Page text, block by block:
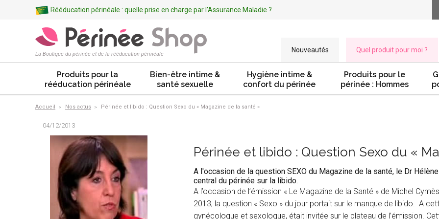
Rééducation périnéale : quelle prise en charge par l'Assurance Maladie ?
La Boutique du périnée et de la rééducation périnéale
Nouveautés Quel produit pour moi ?
Produits pour la
rééducation périnéale
Bien-être intime &
santé sexuelle
Hygiène intime &
confort du périnée
Produits pour le
périnée : Hommes
Accueil Nos actus Périnée et libido : Question Sexo du « Magazine de la santé »
04/12/2013
Périnée et libido : Question Sexo du «
A l'occasion de la question SEXO du Magazine de la santé, le Dr
central du périnée sur la libido.
A l’occasion de l’émission « Le Magazine de la Santé » de Michel
2013, la question « Sexo » du jour portait sur le manque de libido. A
gynécologue et sexologue, était invitée sur le plateau de l’émission.